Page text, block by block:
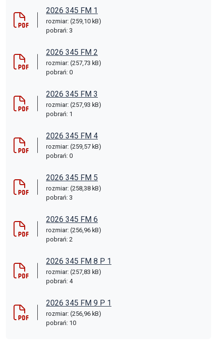
2026 345 FM 1
rozmiar: (259,10 kB)
pobrań: 3
2026 345 FM 2
rozmiar: (257,73 kB)
pobrań: 0
2026 345 FM 3
rozmiar: (257,93 kB)
pobrań: 1
2026 345 FM 4
rozmiar: (259,57 kB)
pobrań: 0
2026 345 FM 5
rozmiar: (258,38 kB)
pobrań: 3
2026 345 FM 6
rozmiar: (256,96 kB)
pobrań: 2
2026 345 FM 8 P 1
rozmiar: (257,83 kB)
pobrań: 4
2026 345 FM 9 P 1
rozmiar: (256,96 kB)
pobrań: 10